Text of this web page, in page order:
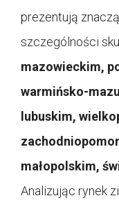
prezentują
szczególności
mazowieckim,
warmińsko-
lubuskim,
małopolskim,
Analizując rynek